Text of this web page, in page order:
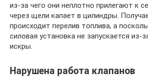
из-за чего они неплотно прилегают к
через щели капает в цилиндры.
происходит перелив топлива, а
силовая установка не запускается из-
искры.
Нарушена работа клапанов